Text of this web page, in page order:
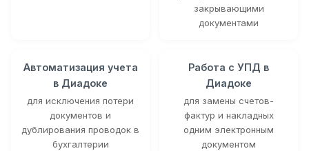
закрывающими
документами
Автоматизация учета
в Диадоке
для исключения потери
документов и
дублирования проводок в
бухгалтерии
Работа с УПД в
Диадоке
для замены счетов-
фактур и накладных
одним электронным
документом